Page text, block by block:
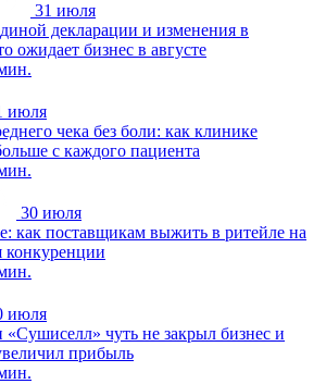
31 июля
декларации и изменения в
ожидает бизнес в августе
июля
чека без боли: как клинике
с каждого пациента
30 июля
как поставщикам выжить в ритейле на
конкуренции
июля
«Сушиселл» чуть не закрыл бизнес и
прибыль